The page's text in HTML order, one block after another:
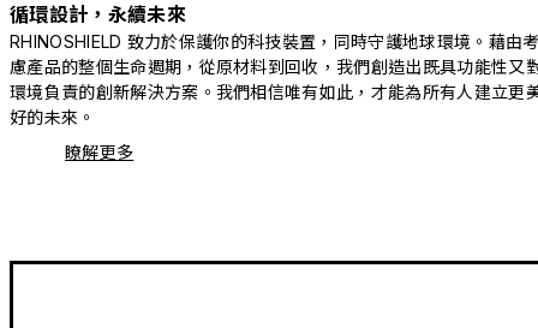
循環設計，永續未來
RHINOSHIELD 致力於保護你的科技裝置，同時守護地球環境。藉由
慮產品的整個生命週期，從原材料到回收，我們創造出既具功能性又
環境負責的創新解決方案。我們相信唯有如此，才能為所有人建立更
好的未來。
瞭解更多